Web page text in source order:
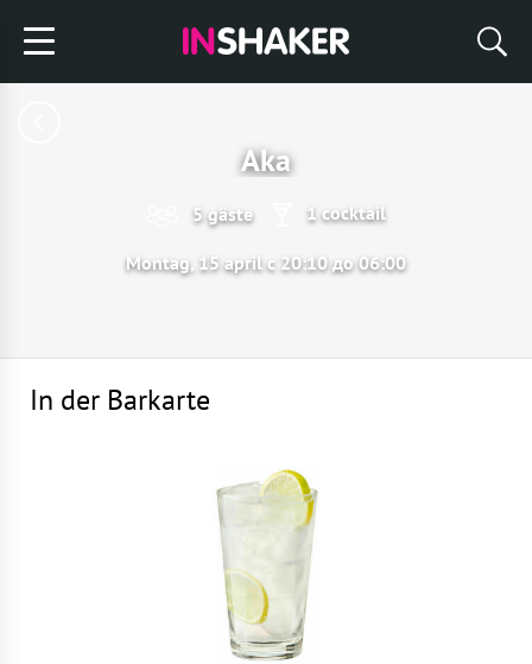
Aka
5 gäste 1 cocktail
Montag, 15 april с 20:10 до 06:00
In der Barkarte